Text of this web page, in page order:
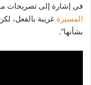
في إشارة إلى تصريحات
المسيرة غريبة بالفعل،
بشأنها”.